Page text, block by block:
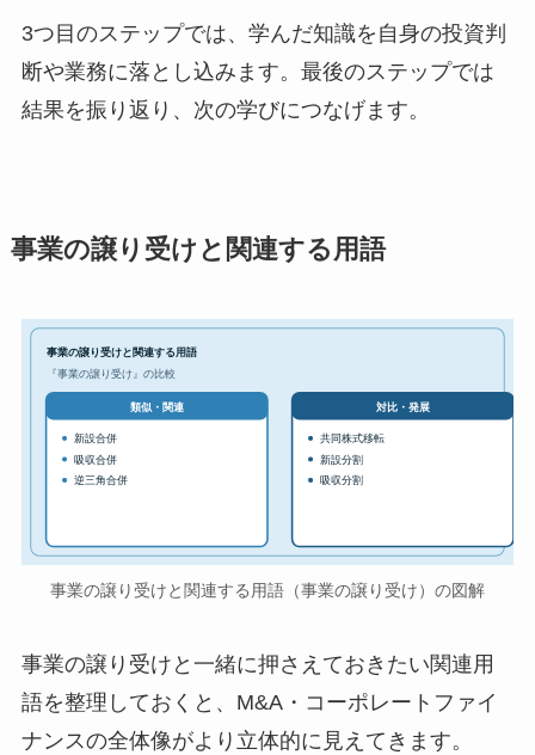
3つ目のステップでは、学んだ知識を自身の投資判
断や業務に落とし込みます。最後のステップでは
結果を振り返り、次の学びにつなげます。
事業の譲り受けと関連する用語
事業の譲り受けと関連する用語
『事業の譲り受け』の比較
類似・関連
新設合併
吸収合併
逆三角合併
対比・発展
共同株式移転
新設分割
吸収分割
事業の譲り受けと関連する用語（事業の譲り受け）の図解
事業の譲り受けと一緒に押さえておきたい関連用
語を整理しておくと、M&A・コーポレートファイ
ナンスの全体像がより立体的に見えてきます。